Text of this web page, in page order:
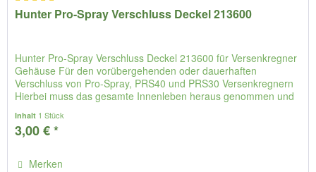
Hunter Pro-Spray Verschluss Deckel 213600
Hunter Pro-Spray Verschluss Deckel 213600 für Versenkregner
Gehäuse Für den vorübergehenden oder dauerhaften
Verschluss von Pro-Spray, PRS40 und PRS30 Versenkregnern
Hierbei muss das gesamte Innenleben heraus genommen und
Inhalt 1 Stück
3,00 € *
Merken